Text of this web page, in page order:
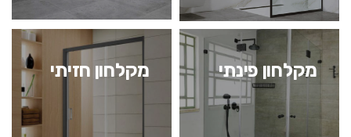
מקלחון פינתי מקלחון חזיתי